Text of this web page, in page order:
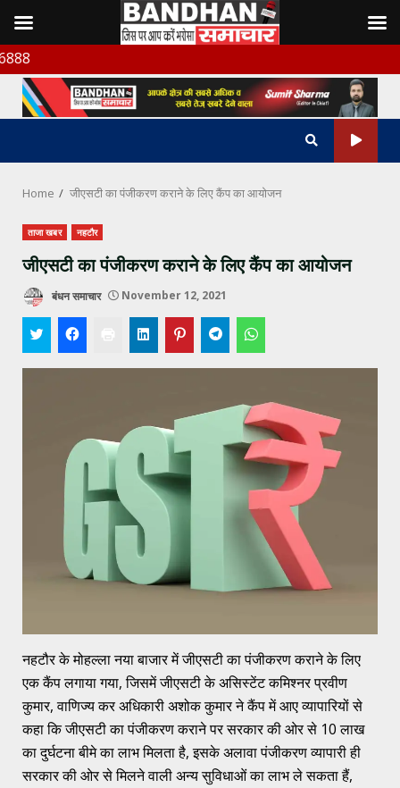
Skip
to
content
Home जीएसटी का पंजीकरण कराने के लिए कैंप का आयोजन
ताजा खबर नहटौर
जीएसटी का पंजीकरण कराने के लिए कैंप का आयोजन
बंधन समाचार November 12, 2021
नहटौर के मोहल्ला नया बाजार में जीएसटी का पंजीकरण कराने के लिए
एक कैंप लगाया गया, जिसमें जीएसटी के असिस्टेंट कमिश्नर प्रवीण
कुमार, वाणिज्य कर अधिकारी अशोक कुमार ने कैंप में आए व्यापारियों से
कहा कि जीएसटी का पंजीकरण कराने पर सरकार की ओर से 10 लाख
का दुर्घटना बीमे का लाभ मिलता है, इसके अलावा पंजीकरण व्यापारी ही
सरकार की ओर से मिलने वाली अन्य सुविधाओं का लाभ ले सकता हैं,